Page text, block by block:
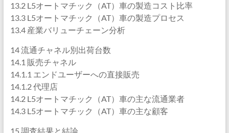
13.2 L5オートマチック（AT）車の製造コスト比率
13.3 L5オートマチック（AT）車の製造プロセス
13.4 産業バリューチェーン分析
14 流通チャネル別出荷台数
14.1 販売チャネル
14.1.1 エンドユーザーへの直接販売
14.1.2 代理店
14.2 L5オートマチック（AT）車の主な流通業者
14.3 L5オートマチック（AT）車の主な顧客
15 調査結果と結論